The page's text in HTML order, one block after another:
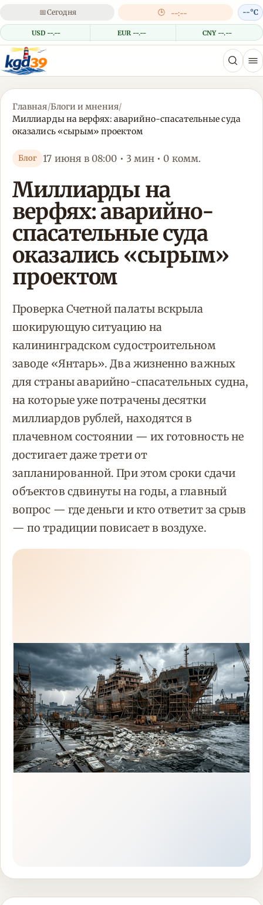
📅Сегодня 🕒 --:--
USD --.-- EUR --.-- CNY --.--
--°C
Главная/Блоги и мнения/
Миллиарды на верфях: аварийно-спасательные суда
оказались «сырым» проектом
Блог 17 июня в 08:00 • 3 мин • 0 комм.
Миллиарды на
верфях: аварийно-
спасательные суда
оказались «сырым»
проектом
Проверка Счетной палаты вскрыла
шокирующую ситуацию на
калининградском судостроительном
заводе «Янтарь». Два жизненно важных
для страны аварийно-спасательных судна,
на которые уже потрачены десятки
миллиардов рублей, находятся в
плачевном состоянии — их готовность не
достигает даже трети от
запланированной. При этом сроки сдачи
объектов сдвинуты на годы, а главный
вопрос — где деньги и кто ответит за срыв
— по традиции повисает в воздухе.